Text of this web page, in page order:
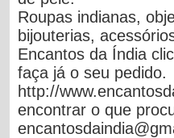
Roupas indianas,
bijouterias,
Encantos da Índia
faça já o seu pedido.
http://
encontrar o que